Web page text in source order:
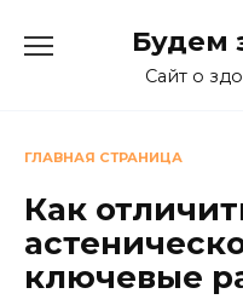
Будем
Сайт о
ГЛАВНАЯ СТРАНИЦА
Как
ключевые